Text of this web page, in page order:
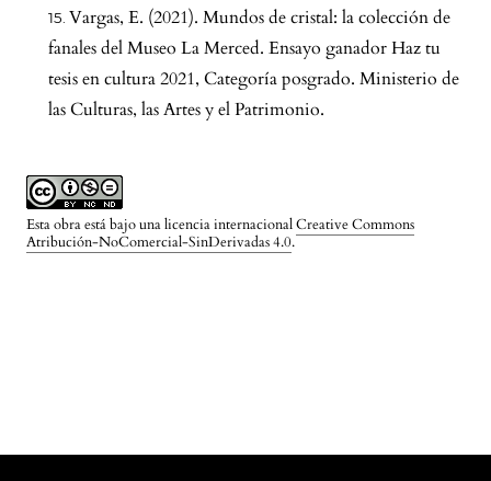
Esta obra está bajo una licencia internacionalCreative Commons
Atribución-NoComercial-SinDerivadas 4.0.
Vargas, E. (2021). Mundos de cristal: la colección de
fanales del Museo La Merced. Ensayo ganador Haz tu
tesis en cultura 2021, Categoría posgrado. Ministerio de
las Culturas, las Artes y el Patrimonio.